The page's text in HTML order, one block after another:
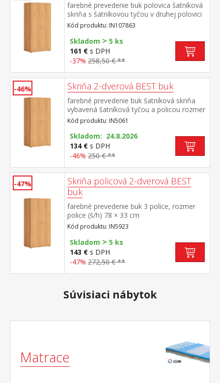
farebné prevedenie buk polovica šatníková
skriňa s šatníkovou tyčou v druhej polovici
3 police, z toho 2 variabilné rozmer police
(š/h) 38 × 40 cm ku skrini je možno dokúpiť
nadstavec IN405061
Kód produktu: IN107863
Skladom > 5 ks
161 € s DPH
-37% 258,50 € **
-46% Skriňa 2-dverová BEST buk
farebné prevedenie buk šatníková skriňa
vybavená šatníková tyčou a policou rozmer
police (š/h) 78 × 40 cm ku skrini je možné
dokúpiť nadstavec IN405061
Kód produktu: IN5061
Skladom: 24.8.2026
134 € s DPH
-46% 250 € **
-47%
Skriňa policová 2-dverová BEST
buk
farebné prevedenie buk 3 police, rozmer
police (š/h) 78 × 33 cm
Kód produktu: IN5923
Skladom > 5 ks
143 € s DPH
-47% 272,50 € **
Súvisiaci nábytok
Matrace